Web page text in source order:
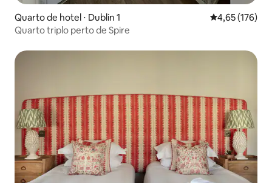
Quarto de hotel ⋅ Dublin 1 4,65 de uma
4,65 (176)
Quarto triplo perto de Spire